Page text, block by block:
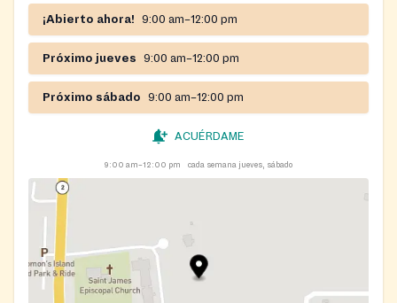
¡Abierto ahora! 9:00 am–12:00 pm
Próximo jueves 9:00 am–12:00 pm
Próximo sábado 9:00 am–12:00 pm
ACUÉRDAME
9:00 am–12:00 pm cada semana jueves, sábado